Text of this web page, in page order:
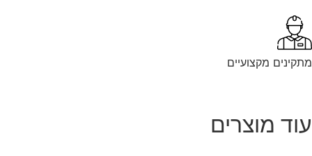
מקצועיים
מוצרים